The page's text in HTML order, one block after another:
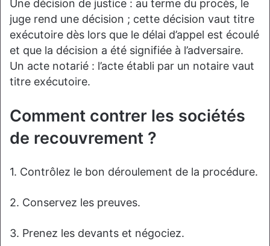
Une décision de justice : au terme du procès, le
juge rend une décision ; cette décision vaut titre
exécutoire dès lors que le délai d’appel est écoulé
et que la décision a été signifiée à l’adversaire.
Un acte notarié : l’acte établi par un notaire vaut
titre exécutoire.
Comment contrer les sociétés
de recouvrement ?
1. Contrôlez le bon déroulement de la procédure.
2. Conservez les preuves.
3. Prenez les devants et négociez.